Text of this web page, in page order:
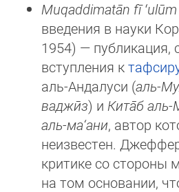
Muqaddimatān fī ʻulūm
введения в науки
1954) — публикация,
вступления к
аль-Андалуси (аль-
ваджӣз) и Кита̄б
аль-ма‘ани, автор
неизвестен.
критике со стороны
на том основании,